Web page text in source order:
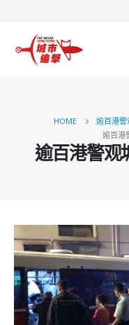
HOME 逾百港
逾百港
逾百港警观